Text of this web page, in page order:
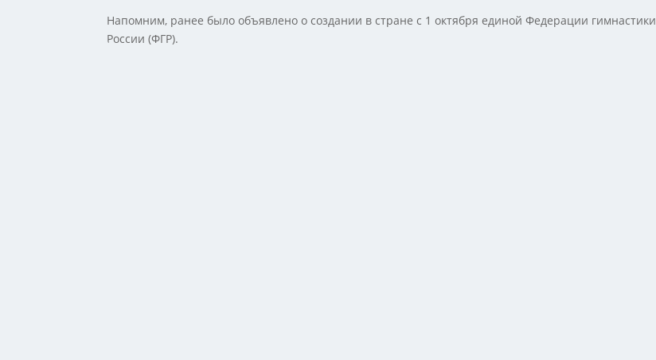
Напомним, ранее было объявлено о создании в стране с 1 октября единой Федерации гимнастики
России (ФГР).